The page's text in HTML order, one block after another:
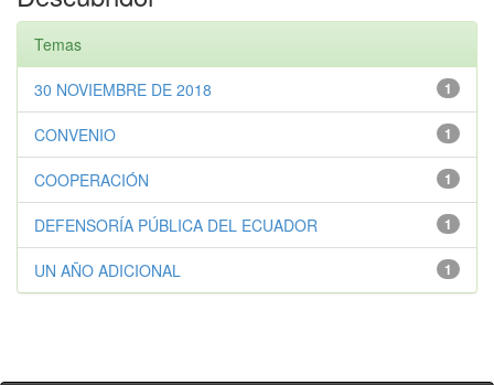
Temas
1
30 NOVIEMBRE DE 2018
1
CONVENIO
1
COOPERACIÓN
1
DEFENSORÍA PÚBLICA DEL ECUADOR
1
UN AÑO ADICIONAL